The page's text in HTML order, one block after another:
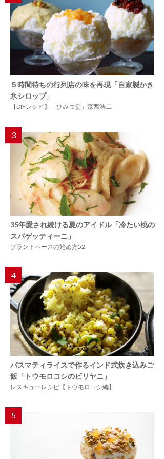
５時間待ちの行列店の味を再現「自家製かき
氷シロップ」
【DIYレシピ】「ひみつ堂」森西浩二
3
35年愛され続ける夏のアイドル「冷たい桃の
スパゲッティーニ」
プラントベースの始め方52
4
バスマティライスで作るインド式炊き込みご
飯「トウモロコシのビリヤニ」
レスキューレシピ【トウモロコシ編】
5